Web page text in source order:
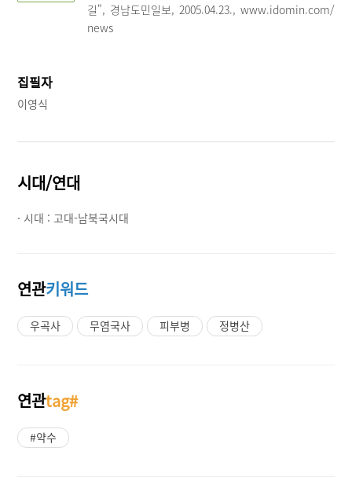
길", 경남도민일보, 2005.04.23., www.idomin.com/
news
집필자
이영식
시대/연대
· 시대 : 고대-남북국시대
연관키워드
우곡사 무염국사 피부병 정병산
연관tag#
#약수